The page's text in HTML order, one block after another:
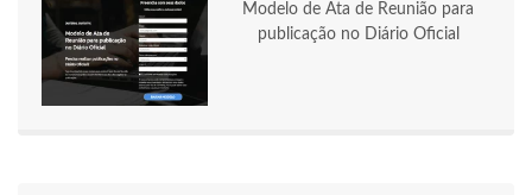
Modelo de Ata de Reunião para
publicação no Diário Oficial